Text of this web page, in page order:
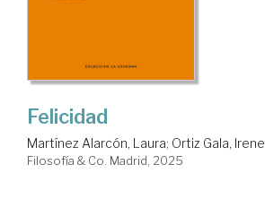
Felicidad
Martínez Alarcón, Laura; Ortiz Gala, Irene
Filosofía & Co. Madrid, 2025